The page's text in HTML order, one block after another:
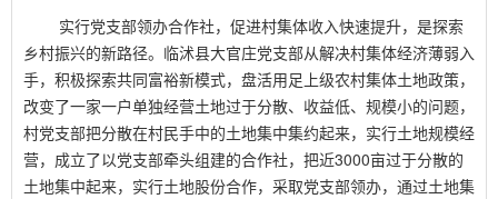
实行党支部领办合作社，促进村集体收入快速提升，是探索
乡村振兴的新路径。临沭县大官庄党支部从解决村集体经济薄弱入
手，积极探索共同富裕新模式，盘活用足上级农村集体土地政策，
改变了一家一户单独经营土地过于分散、收益低、规模小的问题，
村党支部把分散在村民手中的土地集中集约起来，实行土地规模经
营，成立了以党支部牵头组建的合作社，把近3000亩过于分散的
土地集中起来，实行土地股份合作，采取党支部领办，通过土地集